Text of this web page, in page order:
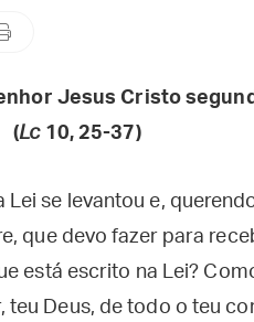
Jesus Cristo
(Lc10,25-37)
Lei se levantou e,
que devo fazer para
está escrito na Lei?
teu Deus, de todo o teu